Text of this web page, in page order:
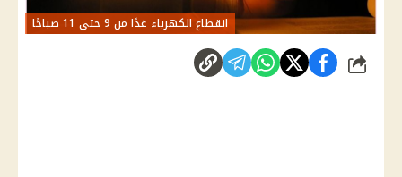
انقطاع الكهرباء غدًا من 9 حتى 11 صباحًا
شارك